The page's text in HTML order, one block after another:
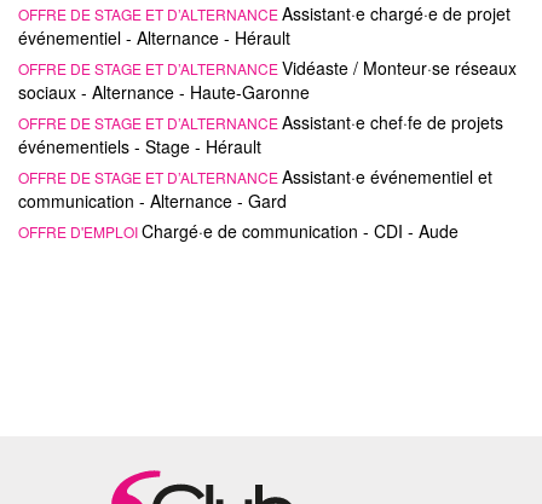
OFFRE DE STAGE ET D’ALTERNANCEAssistant·e chargé·e de projet
événementiel - Alternance - Hérault
OFFRE DE STAGE ET D’ALTERNANCEVidéaste / Monteur·se réseaux
sociaux - Alternance - Haute-Garonne
OFFRE DE STAGE ET D’ALTERNANCEAssistant·e chef·fe de projets
événementiels - Stage - Hérault
OFFRE DE STAGE ET D’ALTERNANCEAssistant·e événementiel et
communication - Alternance - Gard
OFFRE D'EMPLOIChargé·e de communication - CDI - Aude